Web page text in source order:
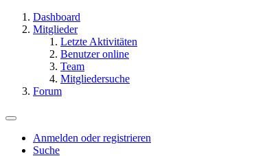
Dashboard
Mitglieder
Letzte Aktivitäten
Benutzer online
Team
Mitgliedersuche
Forum
Anmelden oder registrieren
Suche